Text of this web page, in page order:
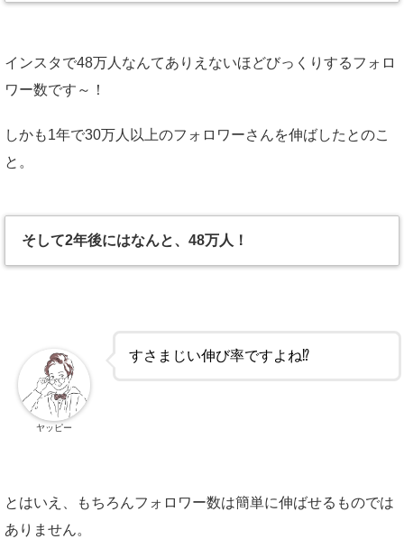
インスタで48万人なんてありえないほどびっくりするフォロ
ワー数です～！
しかも1年で30万人以上のフォロワーさんを伸ばしたとのこ
と。
そして2年後にはなんと、48万人！
すさまじい伸び率ですよね⁉
ヤッピー
とはいえ、もちろんフォロワー数は簡単に伸ばせるものでは
ありません。